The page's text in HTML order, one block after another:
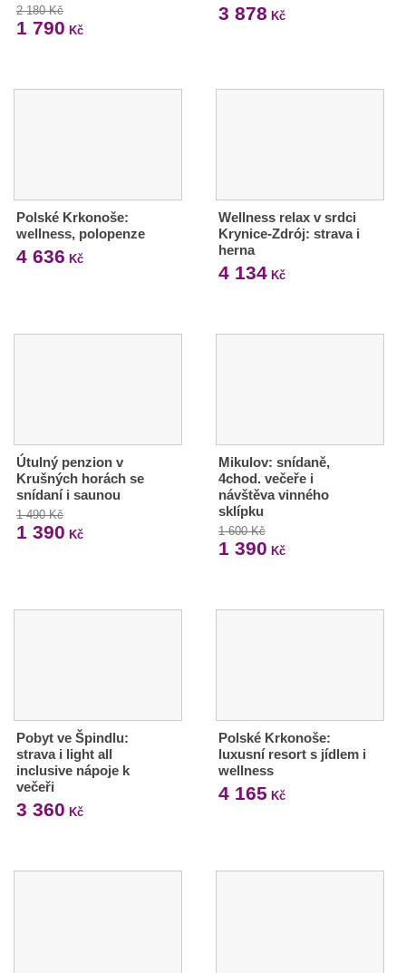
2 180 Kč
1 790 Kč
3 878 Kč
Polské Krkonoše:
wellness, polopenze
4 636 Kč
Wellness relax v srdci
Krynice-Zdrój: strava i
herna
4 134Kč
Útulný penzion v
Krušných horách se
snídaní i saunou
1 490 Kč
1 390 Kč
Mikulov: snídaně,
4chod. večeře i
návštěva vinného
sklípku
1 600 Kč
1 390 Kč
Pobyt ve Špindlu:
strava i light all
inclusive nápoje k
večeři
3 360 Kč
Polské Krkonoše:
luxusní resort s jídlem i
wellness
4 165 Kč